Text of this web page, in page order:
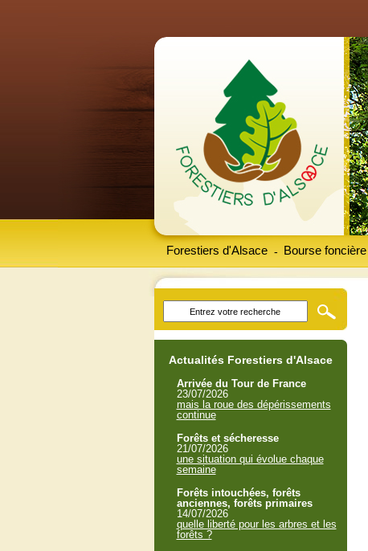
Forestiers d'Alsace Bourse
-
Actualités Forestiers d'Alsace
Arrivée du Tour de France
23/07/2026
mais la roue des dépérissements
continue
Forêts et sécheresse
21/07/2026
une situation qui évolue chaque
semaine
Forêts intouchées, forêts
anciennes, forêts primaires
14/07/2026
quelle liberté pour les arbres et les
forêts ?